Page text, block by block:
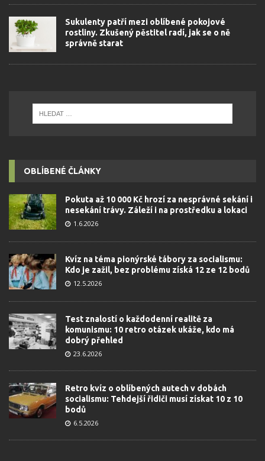
Sukulenty patří mezi oblíbené pokojové
rostliny. Zkušený pěstitel radí, jak se o ně
správně starat
OBLÍBENÉ ČLÁNKY
Pokuta až 10 000 Kč hrozí za nesprávné sekání i
nesekání trávy. Záleží i na prostředku a lokaci
1.6.2026
Kvíz na téma pionýrské tábory za socialismu:
Kdo je zažil, bez problému získá 12 ze 12 bodů
12.5.2026
Test znalostí o každodenní realitě za
komunismu: 10 retro otázek ukáže, kdo má
dobrý přehled
23.6.2026
Retro kvíz o oblíbených autech v dobách
socialismu: Tehdejší řidiči musí získat 10 z 10
bodů
6.5.2026